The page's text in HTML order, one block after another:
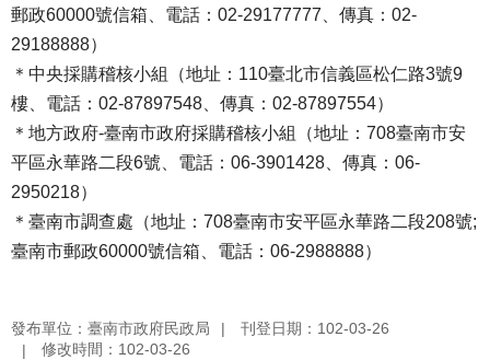
郵政60000號信箱、電話：02-29177777、傳真：02-
29188888）
＊中央採購稽核小組（地址：110臺北市信義區松仁路3號9
樓、電話：02-87897548、傳真：02-87897554）
＊地方政府-臺南市政府採購稽核小組（地址：708臺南市安
平區永華路二段6號、電話：06-3901428、傳真：06-
2950218）
＊臺南市調查處（地址：708臺南市安平區永華路二段208號;
臺南市郵政60000號信箱、電話：06-2988888）
發布單位：臺南市政府民政局
刊登日期：102-03-26
修改時間：102-03-26